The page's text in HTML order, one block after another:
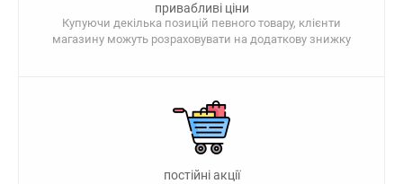
привабливі ціни
Купуючи декілька позицій певного товару, клієнти
магазину можуть розраховувати на додаткову знижку
постійні акції